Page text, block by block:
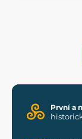
První a